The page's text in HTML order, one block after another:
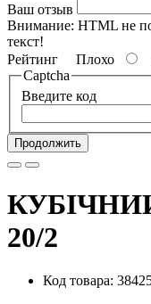
Ваш отзыв
Внимание: HTML не
текст!
Рейтинг Плохо
Captcha
Введите код
Продолжить
20/2
Код товара: